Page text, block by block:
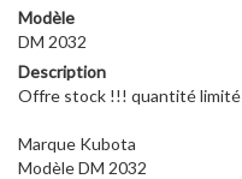
Modèle
DM 2032
Description
Offre stock !!! quantité limité
Marque Kubota
Modèle DM 2032